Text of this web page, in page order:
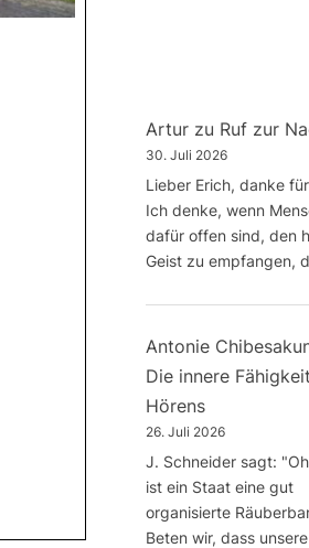
Arturzu Ruf zur
30. Juli 2026
Lieber Erich, danke
Ich denke, wenn
dafür offen sind, den
Geist zu empfangen,
Antonie
Die innere
Hörens
26. Juli 2026
J. Schneider sagt:
ist ein Staat eine gut
organisierte
Beten wir, dass